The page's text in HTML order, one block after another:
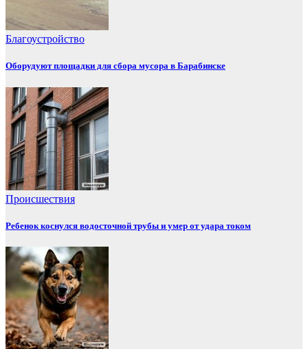
Благоустройство
Оборудуют площадки для сбора мусора в Барабинске
Происшествия
Ребенок коснулся водосточной трубы и умер от удара током